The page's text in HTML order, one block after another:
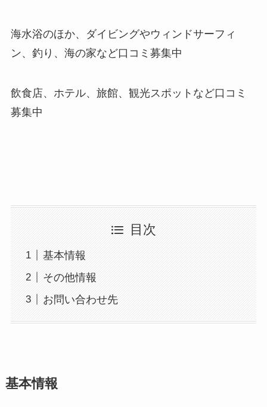
海水浴のほか、ダイビングやウィンドサーフィ
ン、釣り、海の家など口コミ募集中
飲食店、ホテル、旅館、観光スポットなど口コミ
募集中
目次
基本情報
その他情報
お問い合わせ先
基本情報